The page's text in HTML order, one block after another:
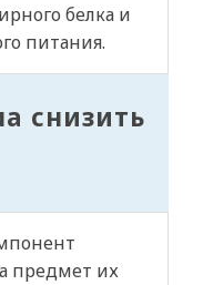
белка и
питания.
снизить
предмет их